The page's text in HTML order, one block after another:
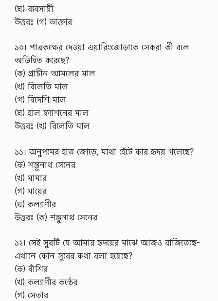
(ঘ) ব্যবসায়ী
উত্তরঃ (গ) ডাক্তার
১০। পাত্রকক্ষের দেওয়া এয়ারিংজোড়াকে সেকরা কী বলে
অভিহিত করেছে?
(ক) প্রাচীন আমলের মাল
(খ) বিলেতি মাল
(গ) বিদেশি মাল
(ঘ) হাল ফ্যাশনের মাল
উত্তরঃ (খ) বিলেতি মাল
১১। অনুপমের হাত জোড়ে, মাথা হেঁটে কার হৃদয় গলেছে?
(ক) শম্ভুনাথ সেনের
(খ) মামার
(গ) মায়ের
(ঘ) কল্যাণীর
উত্তরঃ (ক) শম্ভুনাথ সেনের
১২। সেই সুরটি যে আমার হৃদয়ের মাঝে আজও বাজিতেছে-
এখানে কোন সুরের কথা বলা হয়েছে?
(ক) বাঁশির
(খ) কল্যাণীর কন্ঠের
(গ) সেতার